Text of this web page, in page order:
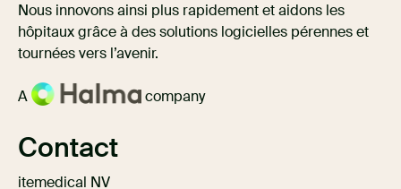
Nous innovons ainsi plus rapidement et aidons les
hôpitaux grâce à des solutions logicielles pérennes et
tournées vers l’avenir.
A company
Contact
itemedical NV